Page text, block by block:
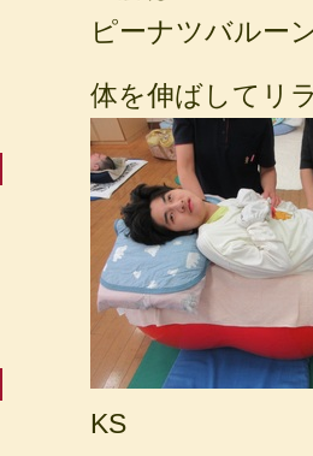
ピーナツバルー
体を伸ばしてリ
KS